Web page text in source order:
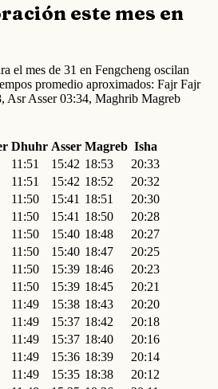
este mes en
el mes de 31 en Fengcheng oscilan
promedio aproximados: Fajr Fajr
Asr Asser 03:34, Maghrib Magreb
Dhuhr Asser Magreb Isha
11:51 15:42 18:53
20:33
11:51 15:42 18:52
20:32
11:50 15:41 18:51
20:30
11:50 15:41 18:50
20:28
11:50 15:40 18:48
20:27
11:50 15:40 18:47
20:25
11:50 15:39 18:46
20:23
11:50 15:39 18:45
20:21
11:49 15:38 18:43
20:20
11:49 15:37 18:42
20:18
11:49 15:37 18:40
20:16
11:49 15:36 18:39
20:14
11:49 15:35 18:38
20:12